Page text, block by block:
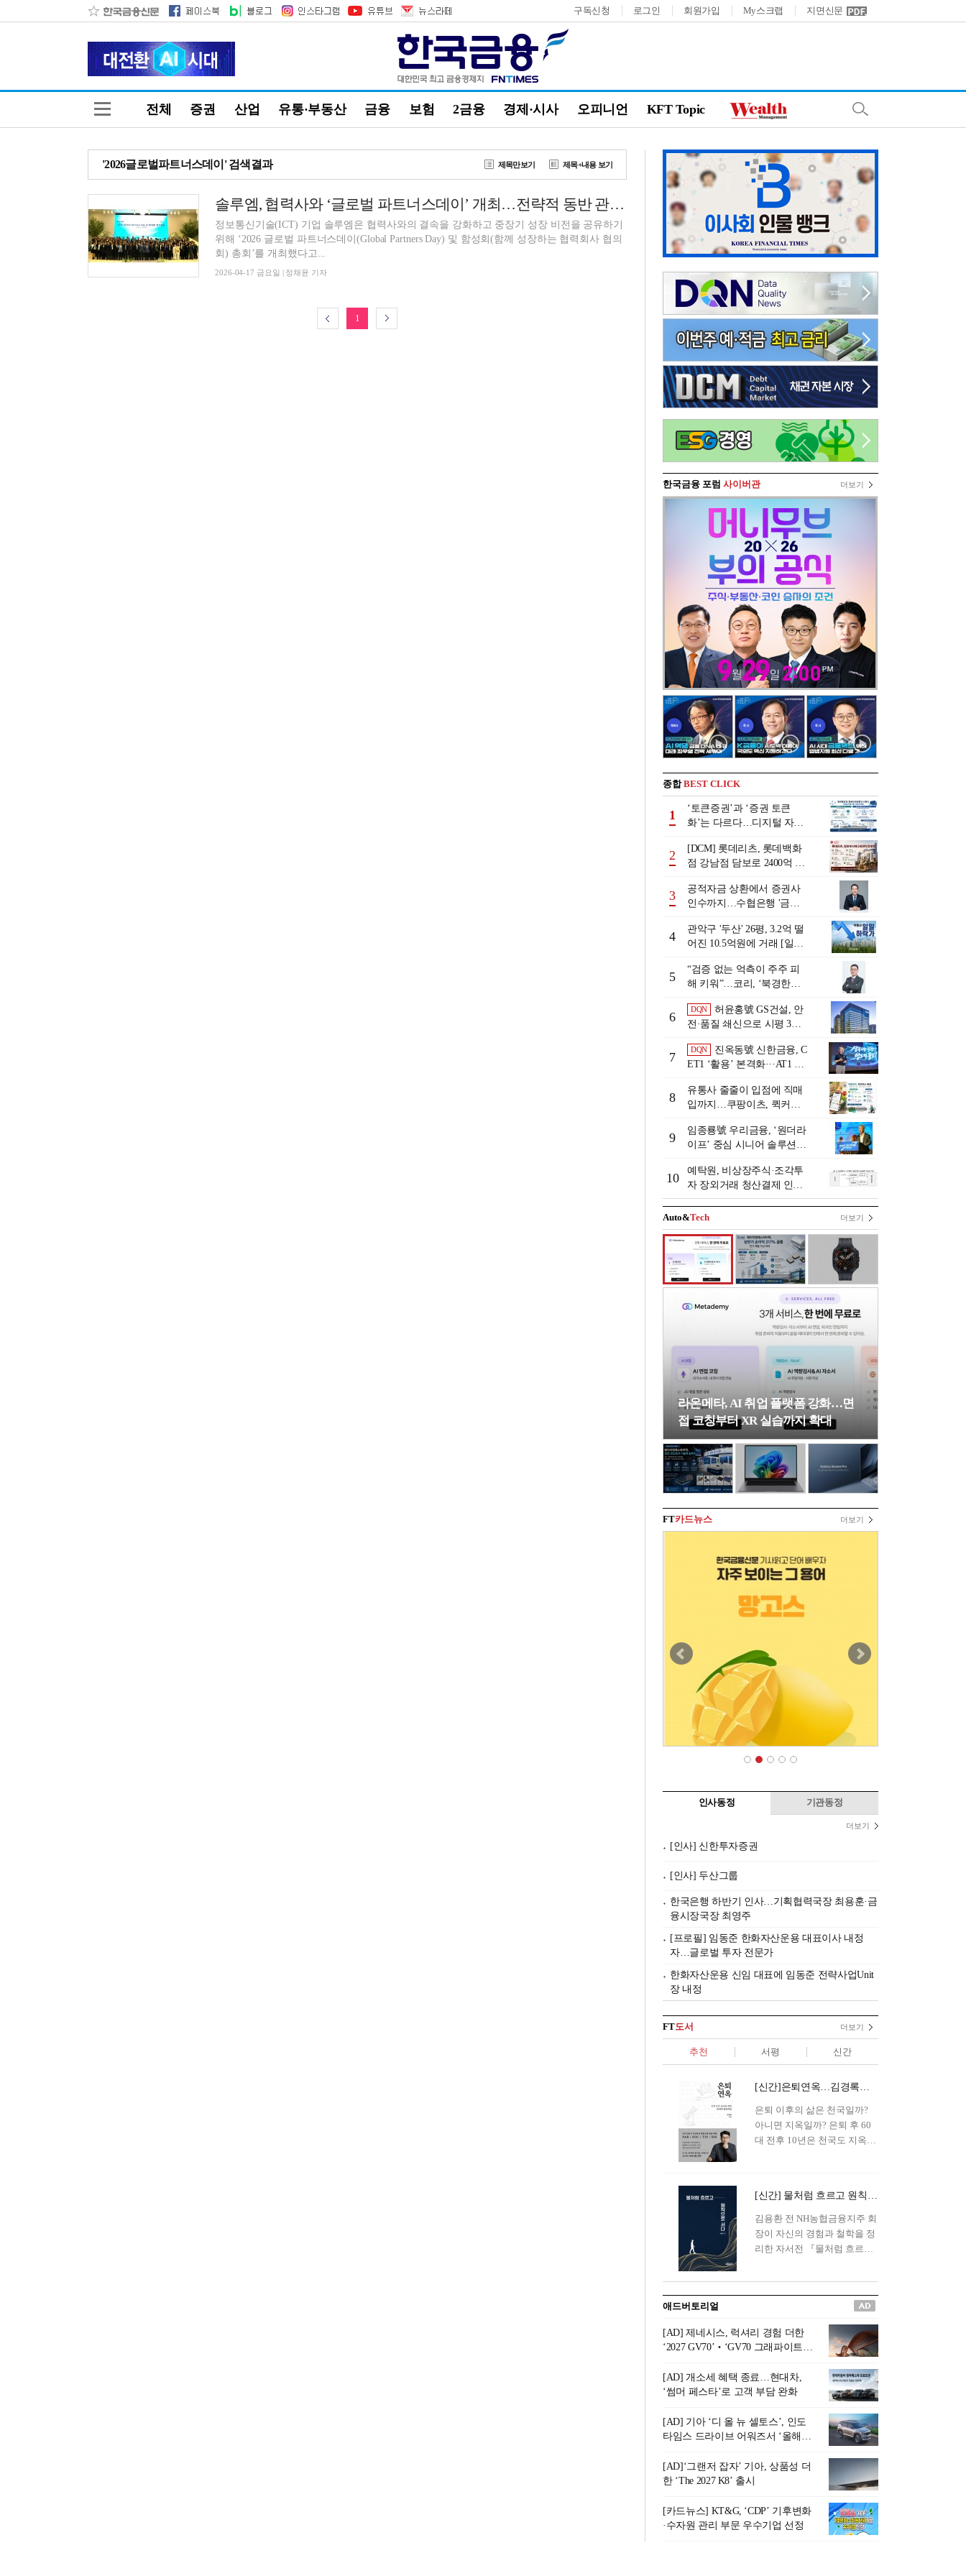
구독신청 로그인 회원가입 My스크랩 지면신문
전체 증권 산업 유통·부동산 금융 보험 2금융 경제·시사 오피니언 KFT Topic
'2026글로벌파트너스데이' 검색결과 제목만보기 제목+내용 보기
솔루엠, 협력사와 ‘글로벌 파트너스데이’ 개최…전략적 동반 관계 강화
정보통신기술(ICT) 기업 솔루엠은 협력사와의 결속을 강화하고 중장기 성장 비전을 공유하기
위해 ‘2026 글로벌 파트너스데이(Global Partners Day) 및 함성회(함께 성장하는 협력회사 협의
회) 총회’를 개최했다고...
2026-04-17 금요일 | 정채윤 기자
1
한국금융 포럼 사이버관 더보기
종합BEST CLICK
1
‘토큰증권’과 ‘증권 토큰
화’는 다르다…디지털 자본
2
[DCM] 롯데리츠, 롯데백화
점 강남점 담보로 2400억 조
3
공적자금 상환에서 증권사
인수까지…수협은행 '금융
행 금융그룹의 꿈①]
4
관악구 '두산' 26평, 3.2억 떨
어진 10.5억원에 거래 [일일
5
“검증 없는 억측이 주주 피
해 키워”…코리, ‘북경한미
6
DQN
허윤홍號 GS건설, 안
전·품질 쇄신으로 시평 3위
7
DQN
진옥동號 신한금융, C
ET1 ‘활용’ 본격화···AT1 늘
view]
8
유통사 줄줄이 입점에 직매
입까지…쿠팡이츠, 퀵커머
9
임종룡號 우리금융, ‘원더라
이프’ 중심 시니어 솔루션
[금융 시니어 비즈니스 돋보
기]
10
예탁원, 비상장주식·조각투
자 장외거래 청산결제 인프
라 구축 착수
Auto&Tech 더보기
라온메타, AI 취업 플랫폼 강화…면
접 코칭부터 XR 실습까지 확대
FT카드뉴스 더보기
인사동정 기관동정
더보기
[인사] 신한투자증권
[인사] 두산그룹
한국은행 하반기 인사…기획협력국장 최용훈·금
융시장국장 최영주
[프로필] 임동준 한화자산운용 대표이사 내정
자…글로벌 투자 전문가
한화자산운용 신임 대표에 임동준 전략사업Unit
장 내정
FT도서 더보기
추천 서평 신간
[신간]은퇴연옥…김경록의 은퇴 후 삶의 나침반
은퇴 이후의 삶은 천국일까?
아니면 지옥일까? 은퇴 후 60
대 전후 10년은 천국도 지옥도
은퇴 설계를 가이드해 온 김경
록 옵투스자산운용의 고문이
신간 『은퇴연옥』을 내놓았
다.단테는 지옥을 '모든 희망을
록 고문은 새로운 시각을 제시
0년의 과도기는 지옥이 아니라
정화와 성장의 공간인 ‘은퇴연
옥(Purgatory)’이라는 것이다.
연옥은 고통스럽지만 끝이 있
으며, 준비를 통해 천국으로 나
아갈 수 있는 희망의 장소라고
말한
[신간] 물처럼 흐르고 원칙으로 서다…김용환의 통찰을 담다
김용환 전 NH농협금융지주 회
장이 자신의 경험과 철학을 정
리한 자서전 『물처럼 흐르고
통 관료 출신으로 한국 금융의
주요 변곡점마다 중요한 역할
을 하고 금융 경영인으로서 큰
족적을 남긴 김 전 회장이 후배
세대에게 전하는 삶의 조언을
담은 인생 노트다.『물처럼 흐
르고 원칙으로 서다』는 단순
한 자서전을 넘어, 실패를 두려
워하지 않는 용기와 자신에 대
한 믿음이 어떻게 삶을 풍요롭
게 만드는지를 보여주는 지혜
의 보고로 평가된다.김용환 전
회장은 “인생의 목표가 크더라
도 조급해하지 말고 작은 것부
터 하나 하나 성취해 나가
라”고 조언한다. 뼈아픈 실패
조차 성공의 뼈대가 된다는 긍
애드버토리얼
[AD] 제네시스, 럭셔리 경험 더한
‘2027 GV70’‧‘GV70 그래파이트’
[AD] 개소세 혜택 종료…현대차,
‘썸머 페스타’로 고객 부담 완화
[AD] 기아 ‘디 올 뉴 셀토스’, 인도
타임스 드라이브 어워즈서 ‘올해의
[AD]‘그랜저 잡자’ 기아, 상품성 더
한 ‘The 2027 K8’ 출시
[카드뉴스] KT&G, ‘CDP’ 기후변화
·수자원 관리 부문 우수기업 선정